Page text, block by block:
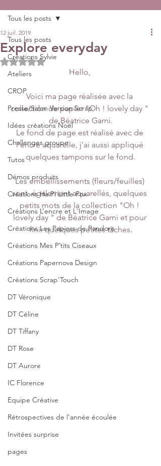
Tous les posts
Créations Sylvie
Ateliers
CROP
Presse/Salon Version Scrap
Idées créations Noël
Challenges groupe
Tutos
Démos produits
Créations Ha.Pi Little Fox
Créations L’encre et L'Image
Créations Les Papiers de Pandore
Créations Mes P’tits Ciseaux
Créations Papernova Design
Créations Scrap'Touch
DT Véronique
DT Céline
DT Tiffany
DT Rose
DT Aurore
IC Florence
Equipe Créative
Rétrospectives de l’année écoulée
Invitées surprise
pages
Tous les posts
Explore everyday
12 juil. 2019
Noté NaN étoiles sur 5.
Hello,
Voici ma page réalisée avec la
collection de papier "Oh ! lovely day "
de Béatrice Garni.
Le fond de page est réalisé avec de
l'encre aquarelle, j'ai aussi appliqué
quelques tampons sur le fond.
Les embellissements (fleurs/feuilles)
sont  également aquarellés, quelques
petits mots de la collection "Oh !
lovely day " de Béatrice Garni et pour
finir quelques petites tâches.